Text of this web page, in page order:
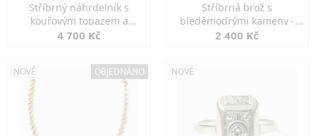
Stříbrný náhrdelník s
kouřovým topazem a
markazity
4 700 Kč
Stříbrná brož s
bleděmodrými kameny -
jemná elegance
2 400 Kč
NOVÉ OBJEDNÁNO NOVÉ